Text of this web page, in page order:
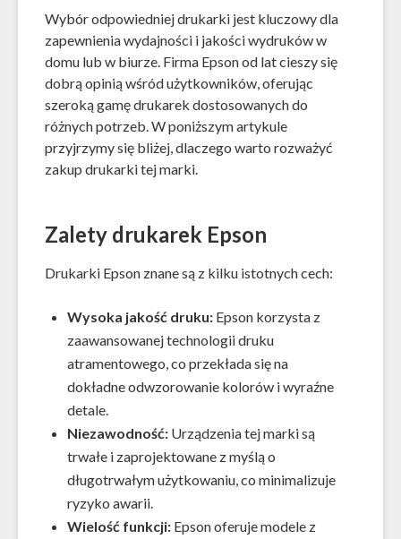
Wybór odpowiedniej drukarki jest kluczowy dla
zapewnienia wydajności i jakości wydruków w
domu lub w biurze. Firma Epson od lat cieszy się
dobrą opinią wśród użytkowników, oferując
szeroką gamę drukarek dostosowanych do
różnych potrzeb. W poniższym artykule
przyjrzymy się bliżej, dlaczego warto rozważyć
zakup drukarki tej marki.
Zalety drukarek Epson
Drukarki Epson znane są z kilku istotnych cech:
Wysoka jakość druku: Epson korzysta z
zaawansowanej technologii druku
atramentowego, co przekłada się na
dokładne odwzorowanie kolorów i wyraźne
detale.
Niezawodność: Urządzenia tej marki są
trwałe i zaprojektowane z myślą o
długotrwałym użytkowaniu, co minimalizuje
ryzyko awarii.
Wielość funkcji: Epson oferuje modele z